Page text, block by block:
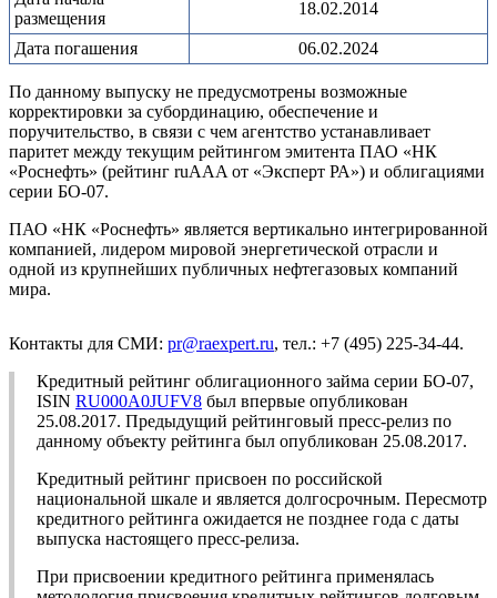
размещения
18.02.2014
Дата погашения 06.02.2024
По данному выпуску не предусмотрены возможные
корректировки за субординацию, обеспечение и
поручительство, в связи с чем агентство устанавливает
паритет между текущим рейтингом эмитента ПАО «НК
«Роснефть» (рейтинг ruAAA от «Эксперт РА») и облигациями
серии БО-07.
ПАО «НК «Роснефть» является вертикально интегрированной
компанией, лидером мировой энергетической отрасли и
одной из крупнейших публичных нефтегазовых компаний
мира.
Контакты для СМИ: pr@raexpert.ru, тел.: +7 (495) 225-34-44.
Кредитный рейтинг облигационного займа серии БО-07,
ISIN RU000A0JUFV8 был впервые опубликован
25.08.2017. Предыдущий рейтинговый пресс-релиз по
данному объекту рейтинга был опубликован 25.08.2017.
Кредитный рейтинг присвоен по российской
национальной шкале и является долгосрочным. Пересмотр
кредитного рейтинга ожидается не позднее года с даты
выпуска настоящего пресс-релиза.
При присвоении кредитного рейтинга применялась